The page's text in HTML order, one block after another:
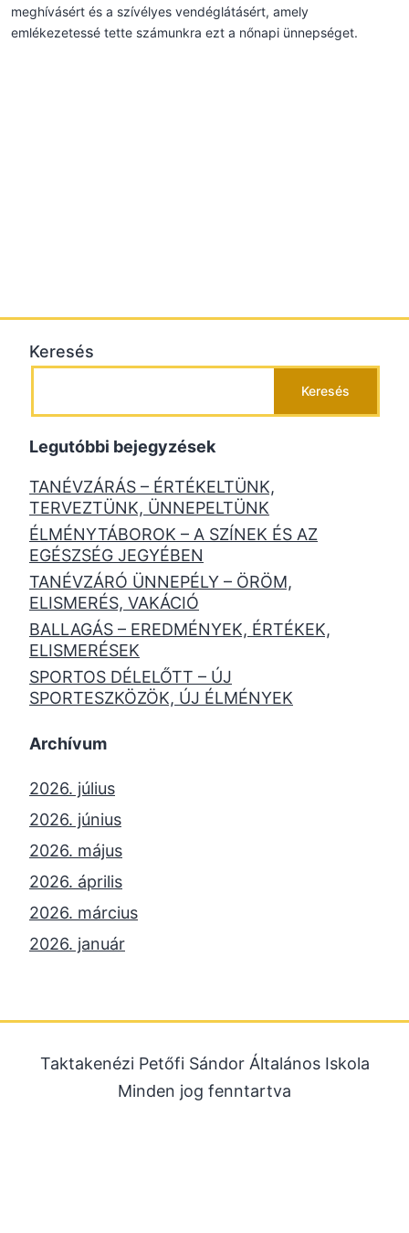
meghívásért és a szívélyes vendéglátásért, amely
emlékezetessé tette számunkra ezt a nőnapi ünnepséget.
Keresés
Keresés
Legutóbbi bejegyzések
TANÉVZÁRÁS – ÉRTÉKELTÜNK,
TERVEZTÜNK, ÜNNEPELTÜNK
ÉLMÉNYTÁBOROK – A SZÍNEK ÉS AZ
EGÉSZSÉG JEGYÉBEN
TANÉVZÁRÓ ÜNNEPÉLY – ÖRÖM,
ELISMERÉS, VAKÁCIÓ
BALLAGÁS – EREDMÉNYEK, ÉRTÉKEK,
ELISMERÉSEK
SPORTOS DÉLELŐTT – ÚJ
SPORTESZKÖZÖK, ÚJ ÉLMÉNYEK
Archívum
2026. július
2026. június
2026. május
2026. április
2026. március
2026. január
2025. július
2025. június
Taktakenézi Petőfi Sándor Általános Iskola
Minden jog fenntartva